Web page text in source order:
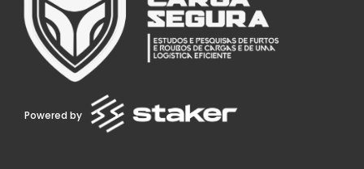
Powered by